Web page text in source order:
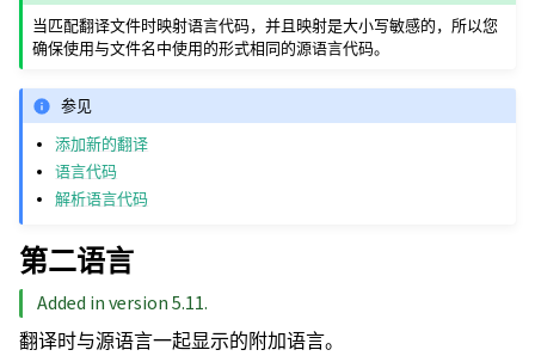
当匹配翻译文件时映射语言代码，并且映射是大小写敏感的，所以您
确保使用与文件名中使用的形式相同的源语言代码。
参见
添加新的翻译
语言代码
解析语言代码
第二语言
Added in version 5.11.
翻译时与源语言一起显示的附加语言。